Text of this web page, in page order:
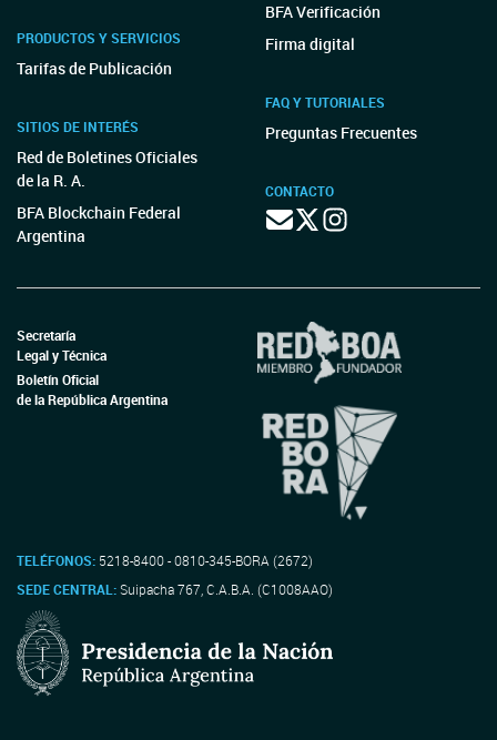
PRODUCTOS Y SERVICIOS
Tarifas de Publicación
SITIOS DE INTERÉS
Red de Boletines Oficiales
de la R. A.
BFA Blockchain Federal
Argentina
BFA Verificación
Firma digital
FAQ Y TUTORIALES
Preguntas Frecuentes
CONTACTO
Secretaría
Legal y Técnica
Boletín Oficial
de la República Argentina
TELÉFONOS: 5218-8400 - 0810-345-BORA (2672)
SEDE CENTRAL:Suipacha 767, C.A.B.A. (C1008AAO)